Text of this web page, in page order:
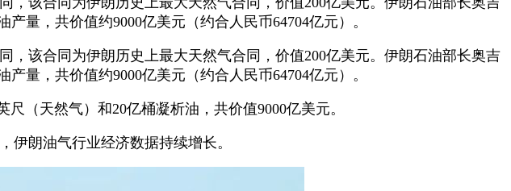
量，共价值约9000亿美元（约合人民币64704亿元）。
该合同为伊朗历史上最大天然气合同，价值200亿美元。伊朗石油部长奥吉
量，共价值约9000亿美元（约合人民币64704亿元）。
（天然气）和20亿桶凝析油，共价值9000亿美元。
朗油气行业经济数据持续增长。